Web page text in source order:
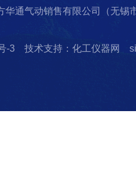
华通气动销售有限公司（无锡
-3 技术支持：化工仪器网